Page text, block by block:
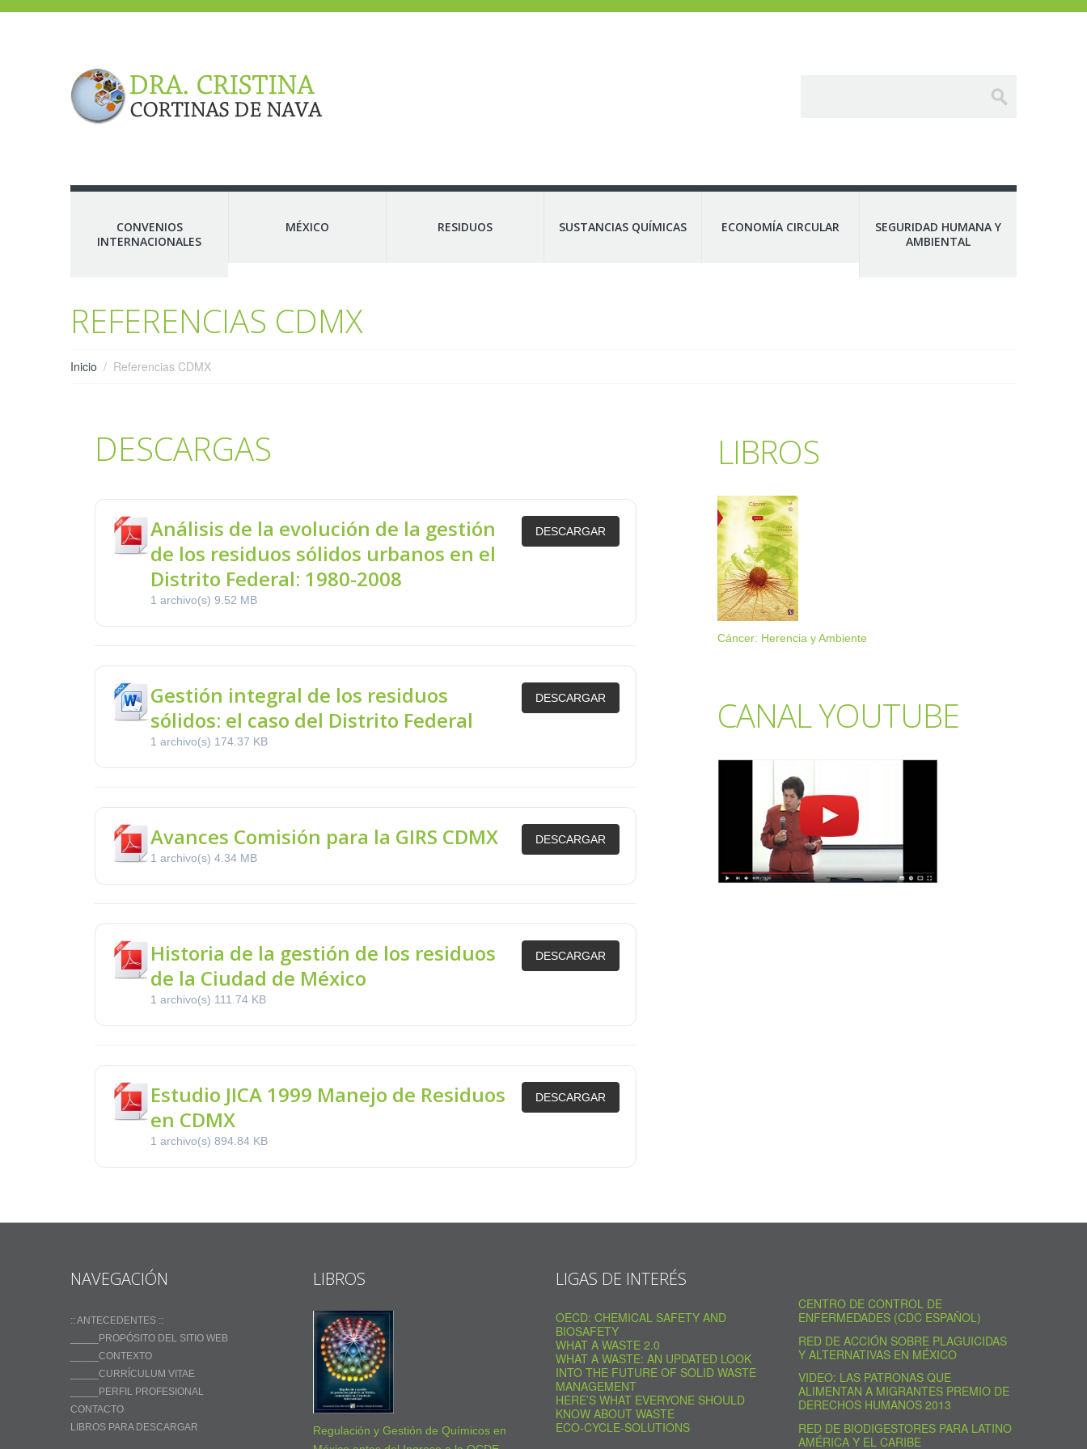
CONVENIOS
INTERNACIONALES
MÉXICO RESIDUOS SUSTANCIAS QUÍMICAS ECONOMÍA CIRCULAR
SEGURIDAD HUMANA Y
AMBIENTAL
REFERENCIAS CDMX
Inicio Referencias CDMX
DESCARGAS
Análisis de la evolución de la gestión
de los residuos sólidos urbanos en el
Distrito Federal: 1980-2008
1 archivo(s) 9.52 MB
DESCARGAR
Gestión integral de los residuos
sólidos: el caso del Distrito Federal
1 archivo(s) 174.37 KB
DESCARGAR
Avances Comisión para la GIRS CDMX
1 archivo(s) 4.34 MB
DESCARGAR
Historia de la gestión de los residuos
de la Ciudad de México
1 archivo(s) 111.74 KB
DESCARGAR
Estudio JICA 1999 Manejo de Residuos
en CDMX
1 archivo(s) 894.84 KB
DESCARGAR
LIBROS
Cáncer: Herencia y Ambiente
CANAL YOUTUBE
NAVEGACIÓN
:: ANTECEDENTES ::
_____PROPÓSITO DEL SITIO WEB
_____CONTEXTO
_____CURRÍCULUM VITAE
_____PERFIL PROFESIONAL
CONTACTO
LIBROS PARA DESCARGAR
LIBROS
Regulación y Gestión de Químicos en
LIGAS DE INTERÉS
OECD: CHEMICAL SAFETY AND
BIOSAFETY
WHAT A WASTE 2.0
WHAT A WASTE: AN UPDATED LOOK
INTO THE FUTURE OF SOLID WASTE
MANAGEMENT
HERE’S WHAT EVERYONE SHOULD
KNOW ABOUT WASTE
ECO-CYCLE-SOLUTIONS
CENTRO DE CONTROL DE
ENFERMEDADES (CDC ESPAÑOL)
RED DE ACCIÓN SOBRE PLAGUICIDAS
Y ALTERNATIVAS EN MÉXICO
VIDEO: LAS PATRONAS QUE
ALIMENTAN A MIGRANTES PREMIO DE
DERECHOS HUMANOS 2013
RED DE BIODIGESTORES PARA LATINO
AMÉRICA Y EL CARIBE